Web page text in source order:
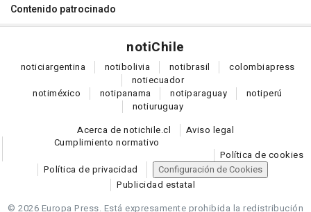
Contenido patrocinado
notiChile
noticiargentina notibolivia notibrasil colombiapress
notiecuador
notiméxico notipanama notiparaguay notiperú
notiuruguay
Acerca de notichile.cl
Aviso legal
Cumplimiento normativo
Política de cookies
Política de privacidad
Configuración de Cookies
Publicidad estatal
© 2026 Europa Press. Está expresamente prohibida la redistribución